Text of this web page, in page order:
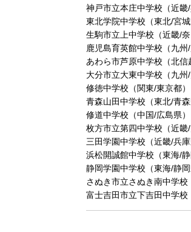
神戸市立本庄中学校（近
東北学院中学校（東北/宮
生駒市立上中学校（近畿/
鹿児島育英館中学校（九
あわら市芦原中学校（北
大分市立大東中学校（九
修徳中学校（関東/東京都
青森山田中学校（東北/青
修道中学校（中国/広島県
枚方市立第四中学校（近
三田学園中学校（近畿/兵
浜松開誠館中学校（東海/
静岡学園中学校（東海/静
さぬき市立さぬき南中学
富士吉田市立下吉田中学